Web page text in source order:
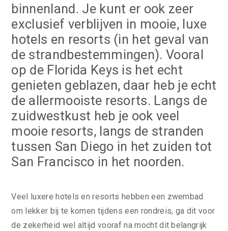
binnenland. Je kunt er ook zeer
exclusief verblijven in mooie, luxe
hotels en resorts (in het geval van
de strandbestemmingen). Vooral
op de Florida Keys is het echt
genieten geblazen, daar heb je echt
de allermooiste resorts. Langs de
zuidwestkust heb je ook veel
mooie resorts, langs de stranden
tussen San Diego in het zuiden tot
San Francisco in het noorden.
Veel luxere hotels en resorts hebben een zwembad
om lekker bij te komen tijdens een rondreis, ga dit voor
de zekerheid wel altijd vooraf na mocht dit belangrijk